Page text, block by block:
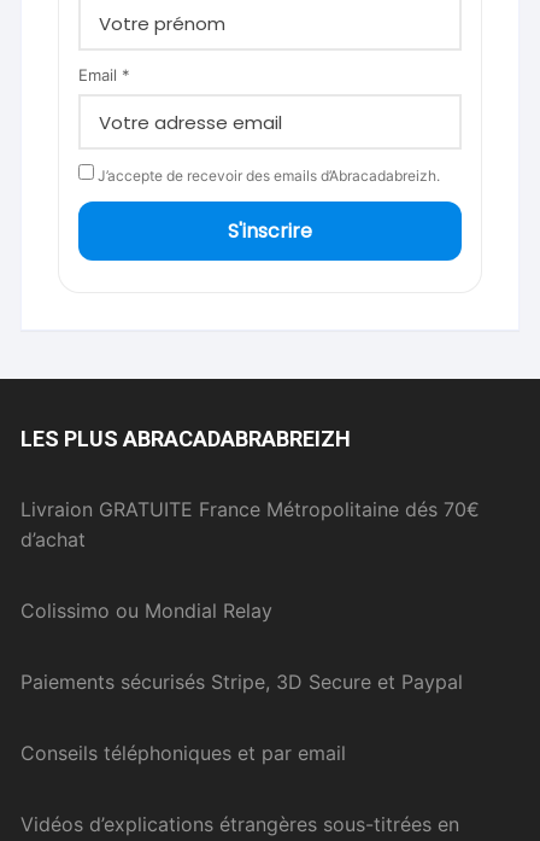
Email *
J’accepte de recevoir des emails d’Abracadabreizh.
S'inscrire
LES PLUS ABRACADABRABREIZH
Livraion GRATUITE France Métropolitaine dés 70€
d’achat
Colissimo ou Mondial Relay
Paiements sécurisés Stripe, 3D Secure et Paypal
Conseils téléphoniques et par email
Vidéos d’explications étrangères sous-titrées en